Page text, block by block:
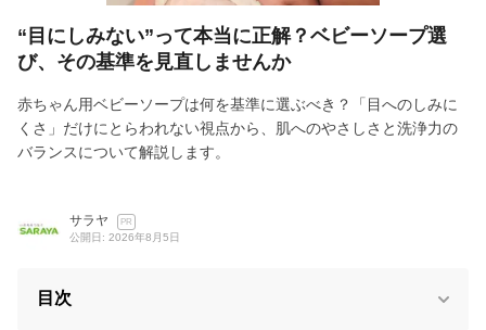
“目にしみない”って本当に正解？ベビーソープ選
び、その基準を見直しませんか
赤ちゃん用ベビーソープは何を基準に選ぶべき？「目へのしみに
くさ」だけにとらわれない視点から、肌へのやさしさと洗浄力の
バランスについて解説します。
サラヤ PR
公開日: 2026年8月5日
目次